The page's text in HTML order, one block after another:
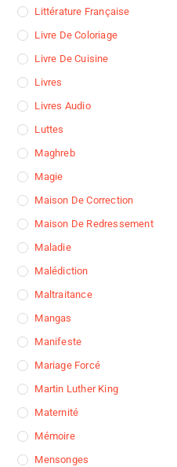
Littérature Française
Livre De Coloriage
Livre De Cuisine
Livres
Livres Audio
Luttes
Maghreb
Magie
Maison De Correction
Maison De Redressement
Maladie
Malédiction
Maltraitance
Mangas
Manifeste
Mariage Forcé
Martin Luther King
Maternité
Mémoire
Mensonges